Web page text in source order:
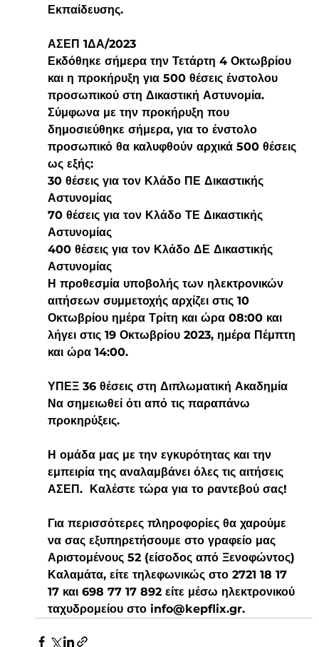
Εκπαίδευσης.
ΑΣΕΠ 1ΔΑ/2023
Εκδόθηκε σήμερα την Τετάρτη 4 Οκτωβρίου
και η προκήρυξη για 500 θέσεις ένστολου
προσωπικού στη Δικαστική Αστυνομία.
Σύμφωνα με την προκήρυξη που
δημοσιεύθηκε σήμερα, για το ένστολο
προσωπικό θα καλυφθούν αρχικά 500 θέσεις
ως εξής:
30 θέσεις για τον Κλάδο ΠΕ Δικαστικής
Αστυνομίας
70 θέσεις για τον Κλάδο ΤΕ Δικαστικής
Αστυνομίας
400 θέσεις για τον Κλάδο ΔΕ Δικαστικής
Αστυνομίας
Η προθεσμία υποβολής των ηλεκτρονικών
αιτήσεων συμμετοχής αρχίζει στις 10
Οκτωβρίου ημέρα Τρίτη και ώρα 08:00 και
λήγει στις 19 Οκτωβρίου 2023, ημέρα Πέμπτη
και ώρα 14:00.
ΥΠΕΞ 36 θέσεις στη Διπλωματική Ακαδημία
Να σημειωθεί ότι από τις παραπάνω
προκηρύξεις.
Η ομάδα μας με την εγκυρότητας και την
εμπειρία της αναλαμβάνει όλες τις αιτήσεις
ΑΣΕΠ.  Καλέστε τώρα για το ραντεβού σας!
Για περισσότερες πληροφορίες θα χαρούμε
να σας εξυπηρετήσουμε στο γραφείο μας
Αριστομένους 52 (είσοδος από Ξενοφώντος)
Καλαμάτα, είτε τηλεφωνικώς στο 2721 18 17
17 και 698 77 17 892 είτε μέσω ηλεκτρονικού
ταχυδρομείου στο info@kepflix.gr.